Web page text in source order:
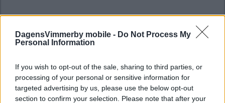
DagensVimmerby mobile - Do Not Process My
Personal Information
If you wish to opt-out of the sale, sharing to third parties, or
processing of your personal or sensitive information for
targeted advertising by us, please use the below opt-out
section to confirm your selection. Please note that after your